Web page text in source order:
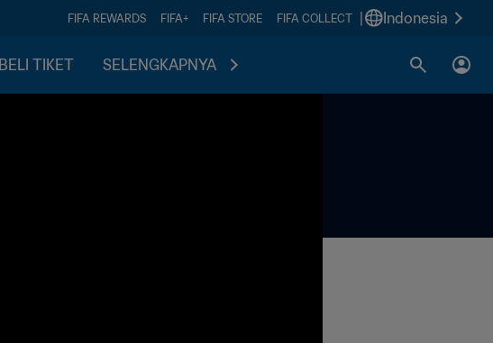
FIFA REWARDS FIFA+ FIFA STORE FIFA COLLECT Indonesia
BELI TIKET SELENGKAPNYA